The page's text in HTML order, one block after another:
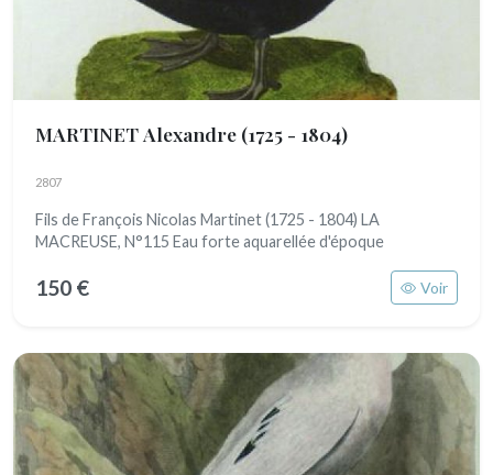
MARTINET Alexandre (1725 - 1804)
2807
Fils de François Nicolas Martinet (1725 - 1804) LA
MACREUSE, N°115 Eau forte aquarellée d'époque
150 € Voir